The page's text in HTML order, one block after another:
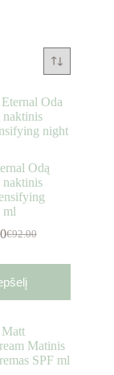
Odą
naktinis
ml
€92.00